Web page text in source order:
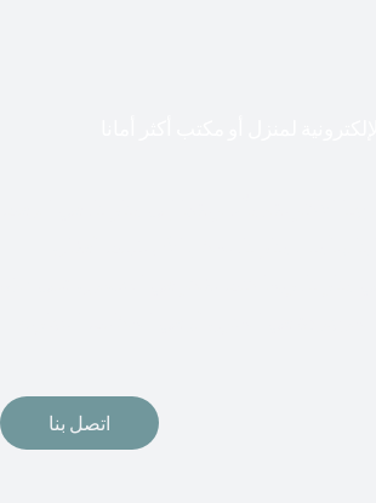
اتصل بنا